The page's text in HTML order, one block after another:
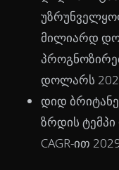
მილიარდ
დოლარს
დიდ
ზრდის
CAGR-ით